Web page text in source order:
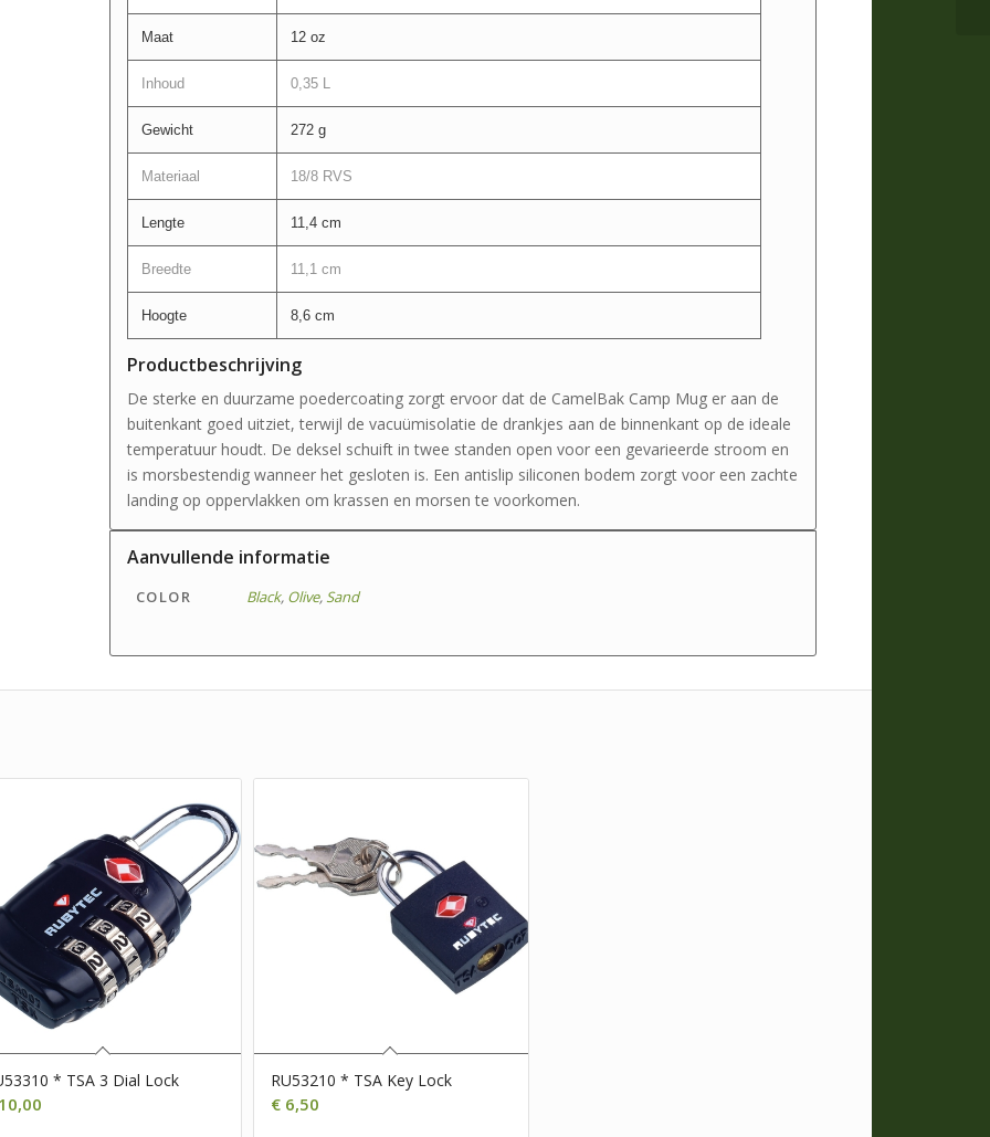
Maat 12 oz
Inhoud 0,35 L
Gewicht 272 g
Materiaal 18/8 RVS
Lengte 11,4 cm
Breedte 11,1 cm
Hoogte 8,6 cm
Productbeschrijving
De sterke en duurzame poedercoating zorgt ervoor dat de CamelBak Camp Mug er aan de
buitenkant goed uitziet, terwijl de vacuümisolatie de drankjes aan de binnenkant op de ideale
temperatuur houdt. De deksel schuift in twee standen open voor een gevarieerde stroom en
is morsbestendig wanneer het gesloten is. Een antislip siliconen bodem zorgt voor een zachte
landing op oppervlakken om krassen en morsen te voorkomen.
Aanvullende informatie
COLOR Black, Olive,Sand
* TSA 3 Dial Lock
10,00
RU53210 * TSA Key Lock
€ 6,50